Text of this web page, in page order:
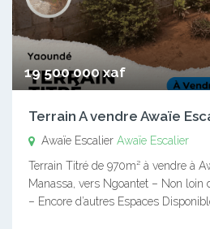
19 500 000 xaf
Terrain A vendre Awaïe
Awaïe Escalier Awaïe Escalier
Terrain Titré de 970m² à vendre à
Manassa, vers Ngoantet – Non loin
– Encore d’autres Espaces